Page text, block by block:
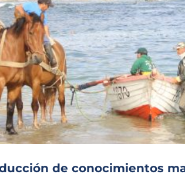
de conocimientos